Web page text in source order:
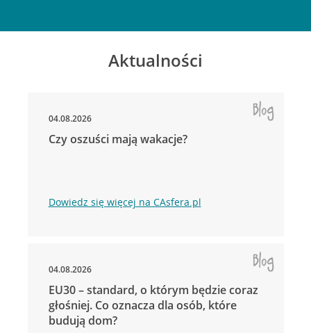
Aktualności
04.08.2026
Czy oszuści mają wakacje?
Dowiedz się więcej na CAsfera.pl
04.08.2026
EU30 – standard, o którym będzie coraz
głośniej. Co oznacza dla osób, które
budują dom?